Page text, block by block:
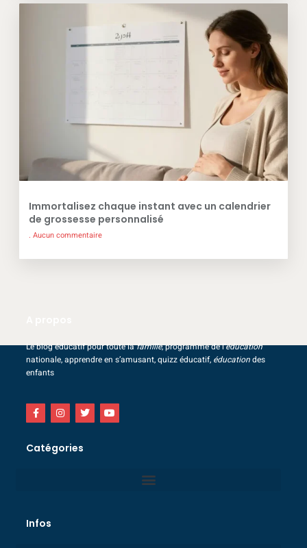
Immortalisez chaque instant avec un calendrier
de grossesse personnalisé
Aucun commentaire
Le blog éducatif pour toute lafamille, programme de l’éducation
nationale, apprendre en s’amusant, quizz éducatif, éducationdes
enfants
Catégories
Infos